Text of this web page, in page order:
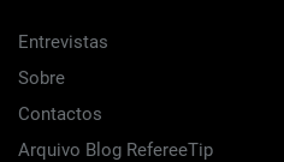
Entrevistas
Sobre
Contactos
Arquivo Blog RefereeTip